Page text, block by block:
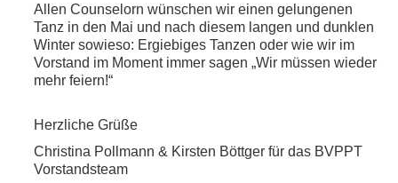
Allen Counselorn wünschen wir einen gelungenen
Tanz in den Mai und nach diesem langen und dunklen
Winter sowieso: Ergiebiges Tanzen oder wie wir im
Vorstand im Moment immer sagen „Wir müssen wieder
mehr feiern!“
Herzliche Grüße
Christina Pollmann & Kirsten Böttger für das BVPPT
Vorstandsteam